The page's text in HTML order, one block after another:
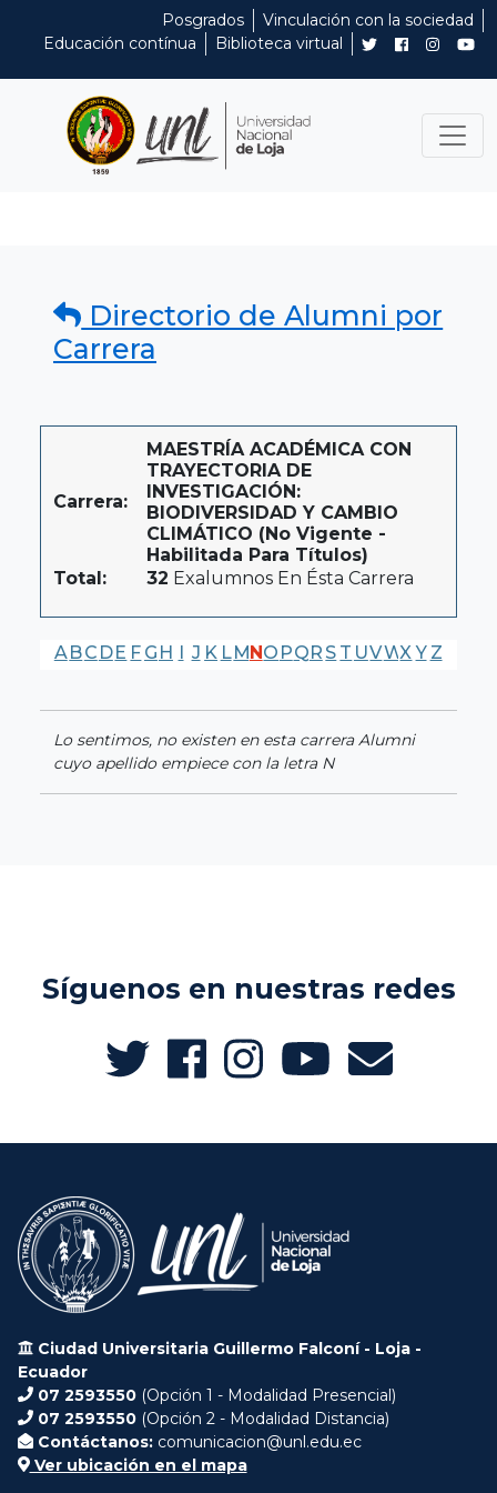
Posgrados
Vinculación con la sociedad
Educación contínua
Biblioteca virtual
Directorio de Alumni por
Carrera
Carrera:
MAESTRÍA ACADÉMICA CON
TRAYECTORIA DE
INVESTIGACIÓN:
BIODIVERSIDAD Y CAMBIO
CLIMÁTICO (No Vigente -
Habilitada Para Títulos)
Total:
32 Exalumnos En Ésta Carrera
A BC DE F G H I J K LMNO PQR S T UVWX Y Z
Lo sentimos, no existen en esta carrera Alumni
cuyo apellido empiece con la letra N
Síguenos en nuestras redes
Ciudad Universitaria Guillermo Falconí - Loja -
Ecuador
07 2593550 (Opción 1 - Modalidad Presencial)
07 2593550 (Opción 2 - Modalidad Distancia)
Contáctanos: comunicacion@unl.edu.ec
Ver ubicación en el mapa